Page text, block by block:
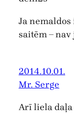
Ja
saitēm –
2014.10.01.
Mr. Serge
Arī liela